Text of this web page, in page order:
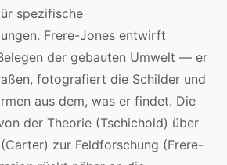
spezifische
Frere-Jones entwirft
der gebauten Umwelt — er
fotografiert die Schilder und
aus dem, was er findet. Die
der Theorie (Tschichold) über
zur Feldforschung (Frere-